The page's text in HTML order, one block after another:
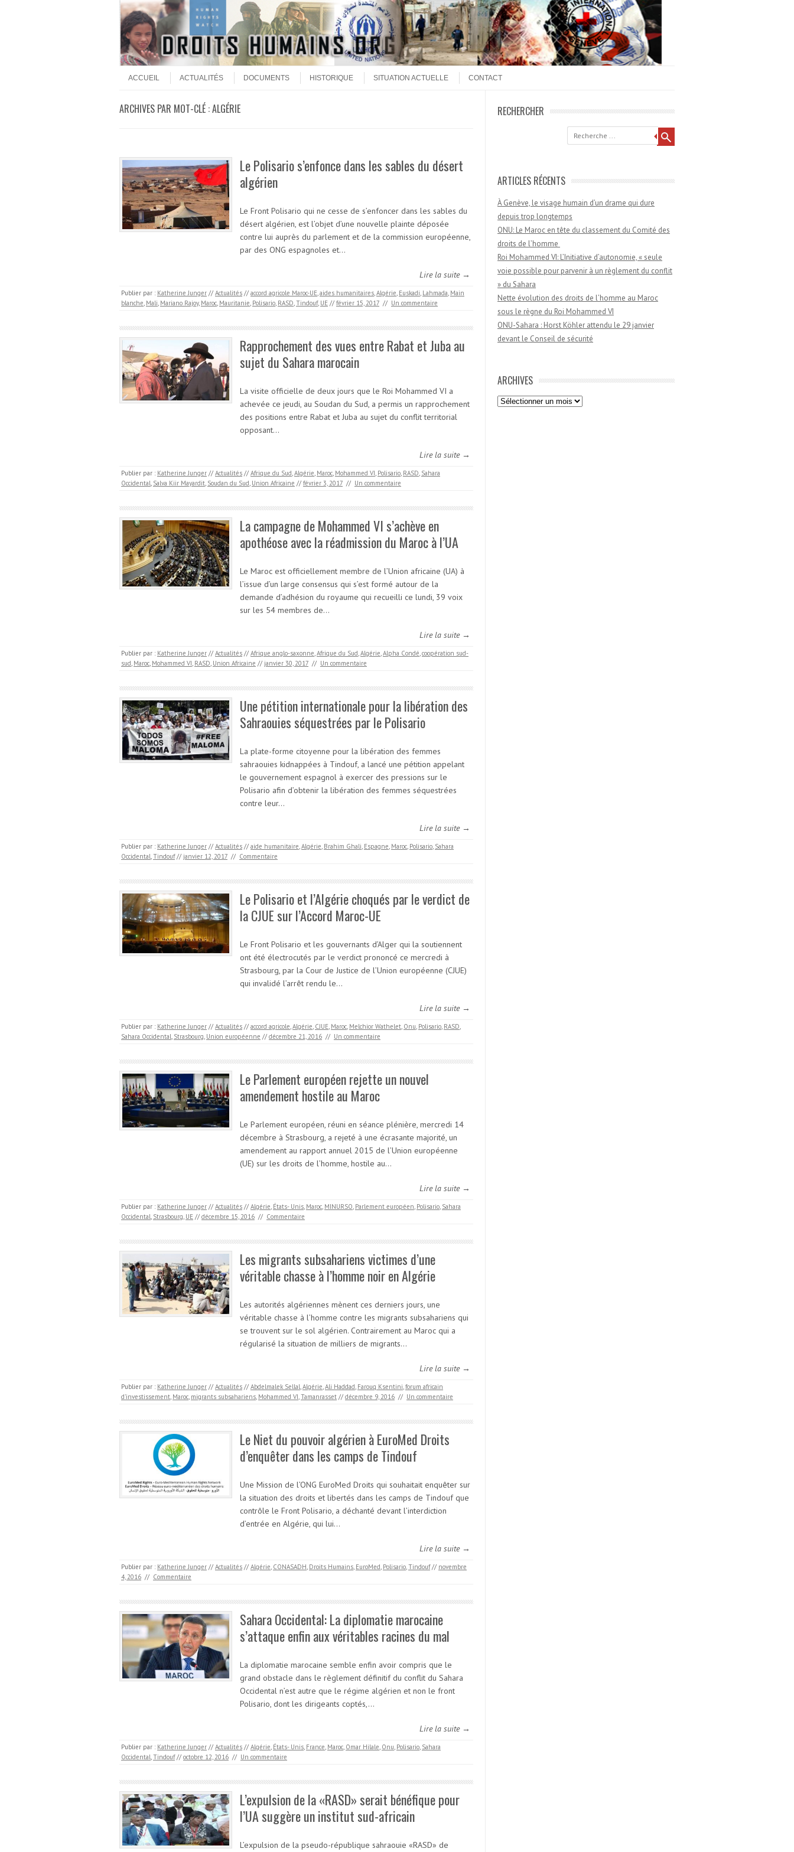
Menu
ACCUEIL
ACTUALITÉS DOCUMENTS HISTORIQUE SITUATION ACTUELLE CONTACT
ARCHIVES PAR MOT-CLÉ :ALGÉRIE
Le Polisario s’enfonce dans les sables du désert
algérien
Le Front Polisario qui ne cesse de s’enfoncer dans les sables du
désert algérien, est l’objet d’une nouvelle plainte déposée
contre lui auprès du parlement et de la commission européenne,
par des ONG espagnoles et…
Lire la suite →
Publier par : Katherine Junger // Actualités // accord agricole Maroc-UE,aides humanitaires,Algérie, Euskadi, Lahmada, Main
blanche, Mali, Mariano Rajoy, Maroc, Mauritanie, Polisario, RASD,Tindouf, UE // février 15, 2017 // Un commentaire
Rapprochement des vues entre Rabat et Juba au
sujet du Sahara marocain
La visite officielle de deux jours que le Roi Mohammed VI a
achevée ce jeudi, au Soudan du Sud, a permis un rapprochement
des positions entre Rabat et Juba au sujet du conflit territorial
opposant…
Lire la suite →
Publier par : Katherine Junger // Actualités // Afrique du Sud,Algérie, Maroc, Mohammed VI, Polisario, RASD, Sahara
Occidental, Salva Kiir Mayardit, Soudan du Sud, Union Africaine // février 3, 2017 // Un commentaire
La campagne de Mohammed VI s’achève en
apothéose avec la réadmission du Maroc à l’UA
Le Maroc est officiellement membre de l’Union africaine (UA) à
l’issue d’un large consensus qui s’est formé autour de la
demande d’adhésion du royaume qui recueilli ce lundi, 39 voix
sur les 54 membres de…
Lire la suite →
Publier par : Katherine Junger // Actualités // Afrique anglo-saxonne,Afrique du Sud,Algérie,Alpha Condé,coopération sud-
sud, Maroc, Mohammed VI, RASD, Union Africaine // janvier 30, 2017 // Un commentaire
Une pétition internationale pour la libération des
Sahraouies séquestrées par le Polisario
La plate-forme citoyenne pour la libération des femmes
sahraouies kidnappées à Tindouf, a lancé une pétition appelant
le gouvernement espagnol à exercer des pressions sur le
Polisario afin d’obtenir la libération des femmes séquestrées
contre leur…
Lire la suite →
Publier par : Katherine Junger // Actualités // aide humanitaire,Algérie, Brahim Ghali, Espagne, Maroc, Polisario, Sahara
Occidental,Tindouf // janvier 12, 2017 // Commentaire
Le Polisario et l’Algérie choqués par le verdict de
la CJUE sur l’Accord Maroc-UE
Le Front Polisario et les gouvernants d’Alger qui la soutiennent
ont été électrocutés par le verdict prononcé ce mercredi à
Strasbourg, par la Cour de Justice de l’Union européenne (CJUE)
qui invalidé l’arrêt rendu le…
Lire la suite →
Publier par : Katherine Junger // Actualités // accord agricole,Algérie, CJUE, Maroc, Melchior Wathelet, Onu, Polisario, RASD,
Sahara Occidental, Strasbourg, Union européenne // décembre 21, 2016 // Un commentaire
Le Parlement européen rejette un nouvel
amendement hostile au Maroc
Le Parlement européen, réuni en séance plénière, mercredi 14
décembre à Strasbourg, a rejeté à une écrasante majorité, un
amendement au rapport annuel 2015 de l’Union européenne
(UE) sur les droits de l’homme, hostile au…
Lire la suite →
Publier par : Katherine Junger // Actualités // Algérie, États- Unis, Maroc, MINURSO, Parlement européen, Polisario, Sahara
Occidental, Strasbourg, UE // décembre 15, 2016 // Commentaire
Les migrants subsahariens victimes d’une
véritable chasse à l’homme noir en Algérie
Les autorités algériennes mènent ces derniers jours, une
véritable chasse à l’homme contre les migrants subsahariens qui
se trouvent sur le sol algérien. Contrairement au Maroc qui a
régularisé la situation de milliers de migrants…
Lire la suite →
Publier par : Katherine Junger // Actualités // Abdelmalek Sellal,Algérie,Ali Haddad, Farouq Ksentini,forum africain
d’investissement, Maroc, migrants subsahariens, Mohammed VI,Tamanrasset // décembre 9, 2016 // Un commentaire
Le Niet du pouvoir algérien à EuroMed Droits
d’enquêter dans les camps de Tindouf
Une Mission de l’ONG EuroMed Droits qui souhaitait enquêter sur
la situation des droits et libertés dans les camps de Tindouf que
contrôle le Front Polisario, a déchanté devant l’interdiction
d’entrée en Algérie, qui lui…
Lire la suite →
Publier par : Katherine Junger // Actualités // Algérie, CONASADH, Droits Humains, EuroMed, Polisario,Tindouf // novembre
4, 2016 // Commentaire
Sahara Occidental: La diplomatie marocaine
s’attaque enfin aux véritables racines du mal
La diplomatie marocaine semble enfin avoir compris que le
grand obstacle dans le règlement définitif du conflit du Sahara
Occidental n’est autre que le régime algérien et non le front
Polisario, dont les dirigeants coptés,…
Lire la suite →
Publier par : Katherine Junger // Actualités // Algérie, États- Unis, France, Maroc, Omar Hilale, Onu, Polisario, Sahara
Occidental,Tindouf // octobre 12, 2016 // Un commentaire
L’expulsion de la «RASD» serait bénéfique pour
l’UA suggère un institut sud-africain
L’expulsion de la pseudo-république sahraouie «RASD» de
RECHERCHER
ARTICLES RÉCENTS
À Genève, le visage humain d’un drame qui dure
depuis trop longtemps
ONU: Le Maroc en tête du classement du Comité des
droits de l’homme
Roi Mohammed VI: L’Initiative d’autonomie, « seule
voie possible pour parvenir à un règlement du conflit
» du Sahara
Nette évolution des droits de l’homme au Maroc
sous le règne du Roi Mohammed VI
ONU-Sahara : Horst Köhler attendu le 29 janvier
devant le Conseil de sécurité
ARCHIVES
Archives